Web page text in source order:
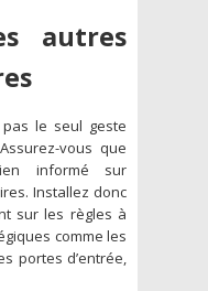
autres
pas le seul geste
vous que
informé sur
Installez donc
sur les règles à
comme les
portes d’entrée,